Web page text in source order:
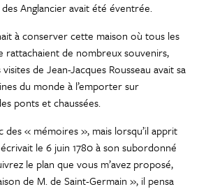
Anglancier avait été éventrée.
à conserver cette maison où tous les
rattachaient de nombreux souvenirs,
de Jean-Jacques Rousseau avait sa
du monde à l’emporter sur
ponts et chaussées.
« mémoires », mais lorsqu’il apprit
le 6 juin 1780 à son subordonné
le plan que vous m’avez proposé,
de M. de Saint-Germain », il pensa